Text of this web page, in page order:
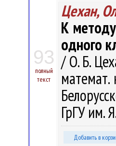
93
полный
текст
Цехан,
К
одного
/ О. Б.
ГрГУ им.
Добавить в